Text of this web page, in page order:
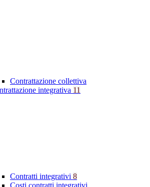
Contrattazione collettiva
integrativa 11
Contratti integrativi 8